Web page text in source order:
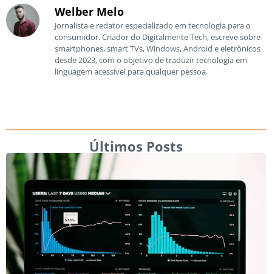
Welber Melo
Jornalista e redator especializado em tecnologia para o
consumidor. Criador do Digitalmente Tech, escreve sobre
smartphones, smart TVs, Windows, Android e eletrônicos
desde 2023, com o objetivo de traduzir tecnologia em
linguagem acessível para qualquer pessoa.
Últimos Posts